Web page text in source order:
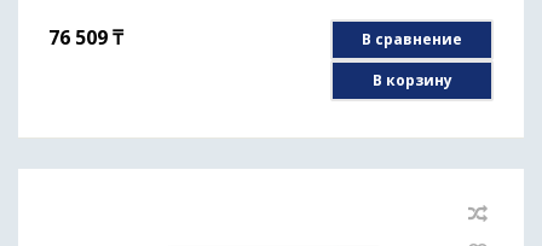
76 509₸
В сравнение
В корзину